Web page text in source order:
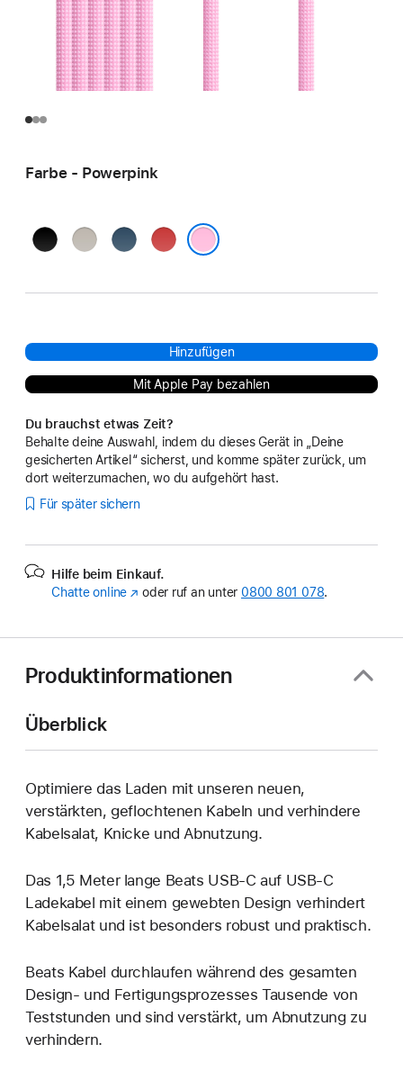
Farbe - Powerpink
Power-Energie-Turbo-Blitz-
Hinzufügen
Mit Apple Pay bezahlen
Du brauchst etwas Zeit?
Behalte deine Auswahl, indem du dieses Gerät in „Deine
gesicherten Artikel“ sicherst, und komme später zurück, um
dort weiterzumachen, wo du aufgehört hast.
Für später sichern
Hilfe beim Einkauf.
Chatte online (Öffnet
oder ruf an unter 0800 801 078.
Produktinformationen
Überblick
Optimiere das Laden mit unseren neuen,
verstärkten, geflochtenen Kabeln und verhindere
Kabelsalat, Knicke und Abnutzung.
Das 1,5 Meter lange Beats USB-C auf USB-C
Ladekabel mit einem gewebten Design verhindert
Kabelsalat und ist besonders robust und praktisch.
Beats Kabel durchlaufen während des gesamten
Design- und Fertigungsprozesses Tausende von
Teststunden und sind verstärkt, um Abnutzung zu
verhindern.